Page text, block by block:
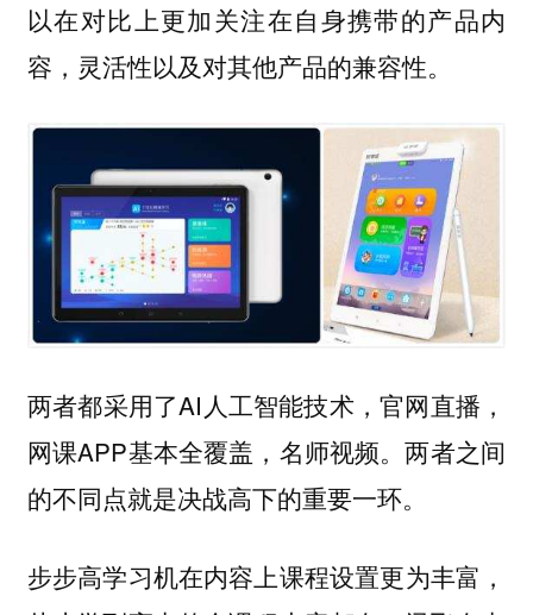
以在对比上更加关注在自身携带的产品内
容，灵活性以及对其他产品的兼容性。
两者都采用了AI人工智能技术，官网直播，
网课APP基本全覆盖，名师视频。两者之间
的不同点就是决战高下的重要一环。
步步高学习机在内容上课程设置更为丰富，